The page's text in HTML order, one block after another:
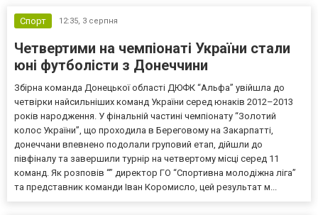
Спорт 12:35, 3 серпня
Четвертими на чемпіонаті України стали
юні футболісти з Донеччини
Збірна команда Донецької області ДЮФК “Альфа” увійшла до
четвірки найсильніших команд України серед юнаків 2012–2013
років народження. У фінальній частині чемпіонату “Золотий
колос України”, що проходила в Береговому на Закарпатті,
донеччани впевнено подолали груповий етап, дійшли до
півфіналу та завершили турнір на четвертому місці серед 11
команд. Як розповів “” директор ГО “Спортивна молодіжна ліга”
та представник команди Іван Коромисло, цей результат м...